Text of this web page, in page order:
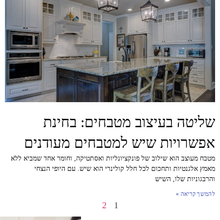
שליטה בעיצוב מטבחים: בחינת
אפשרויות שיש למטבחים מעודנים
מטבח מעוצב הוא שילוב של פונקציונליות ואסתטיקה, וחומר אחד שמביא ללא
מאמץ אלגנטיות ותחכום לכל חלל קולינרי הוא שיש. עם היופי הנצחי
והרבגוניות שלו, השיש
להמשך קריאה »
1
2